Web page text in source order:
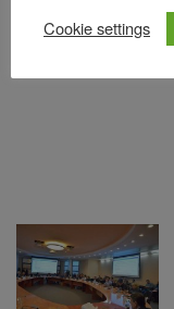
Cookie settings